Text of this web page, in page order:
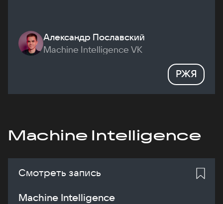
Александр Пославский
Machine Intelligence VK
РЖЯ
Machine Intelligence
Смотреть запись
Machine Intelligence